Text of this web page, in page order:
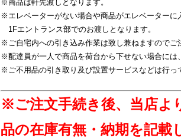
※商品は軒先渡しとなります。
※エレベーターがない場合や商品がエレベーターに
1Fエントランス部でのお渡しとなります。
※ご自宅内への引き込み作業は致し兼ねますのでご
※配達員が一人で商品を荷台から下せない場合には
※ご不用品の引き取り及び設置サービスなどは行っ
※ご注文手続き後、当店よ
品の在庫有無・納期を記載